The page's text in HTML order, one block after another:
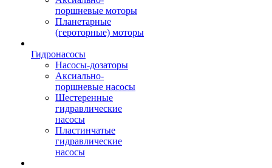
поршневые моторы
Планетарные
(героторные) моторы
Гидронасосы
Насосы-дозаторы
Аксиально-
поршневые насосы
Шестеренные
гидравлические
насосы
Пластинчатые
гидравлические
насосы